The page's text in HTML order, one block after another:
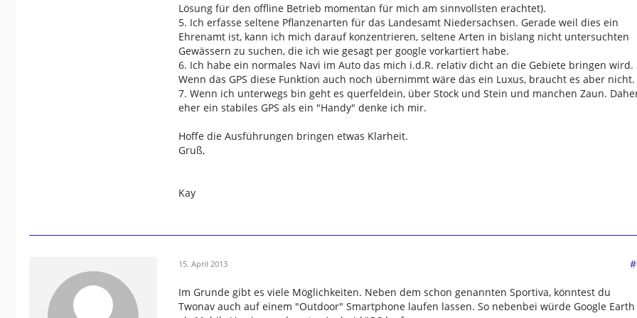
Lösung für den offline Betrieb momentan für mich am sinnvollsten erachtet).
5. Ich erfasse seltene Pflanzenarten für das Landesamt Niedersachsen. Gerade weil dies ein
Ehrenamt ist, kann ich mich darauf konzentrieren, seltene Arten in bislang nicht untersuchten
Gewässern zu suchen, die ich wie gesagt per google vorkartiert habe.
6. Ich habe ein normales Navi im Auto das mich i.d.R. relativ dicht an die Gebiete bringen wird.
Wenn das GPS diese Funktion auch noch übernimmt wäre das ein Luxus, braucht es aber nicht.
7. Wenn ich unterwegs bin geht es querfeldein, über Stock und Stein und manchen Zaun.
eher ein stabiles GPS als ein "Handy" denke ich mir.
Hoffe die Ausführungen bringen etwas Klarheit.
Gruß,
Kay
15. April 2013
Im Grunde gibt es viele Möglichkeiten. Neben dem schon genannten Sportiva, könntest du
Twonav auch auf einem "Outdoor" Smartphone laufen lassen. So nebenbei würde Google Earth